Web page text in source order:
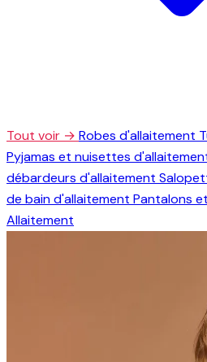
Tout voir → Robes d'allaitement
Pyjamas et nuisettes
débardeurs d'allaitement
de bain d'allaitement Pantalons
Allaitement